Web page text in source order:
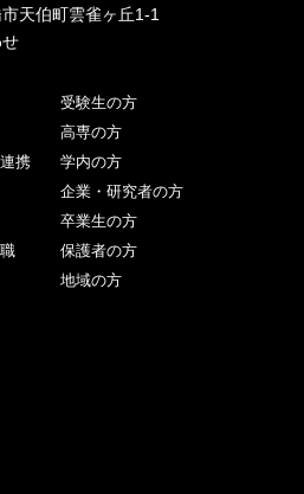
天伯町雲雀ヶ丘1-1
携
受験生の方
高専の方
学内の方
企業・研究者の方
卒業生の方
保護者の方
地域の方